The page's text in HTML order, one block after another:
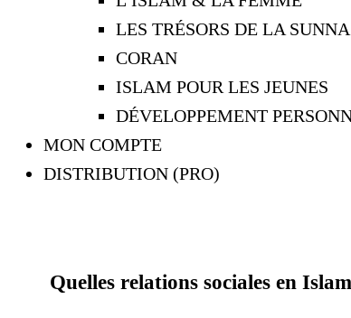
LES TRÉSORS DE LA SUNNA
CORAN
ISLAM POUR LES JEUNES
DÉVELOPPEMENT
MON COMPTE
DISTRIBUTION (PRO)
Quelles relations sociales en